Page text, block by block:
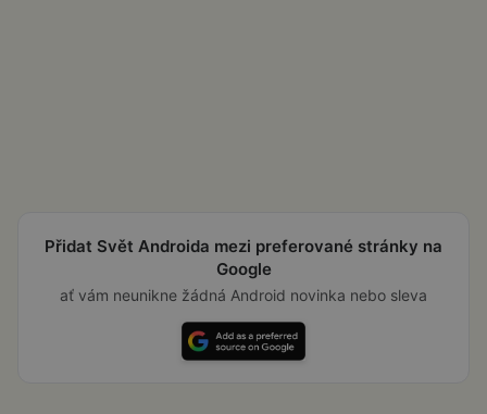
Přidat Svět Androida mezi preferované stránky na
Google
ať vám neunikne žádná Android novinka nebo sleva